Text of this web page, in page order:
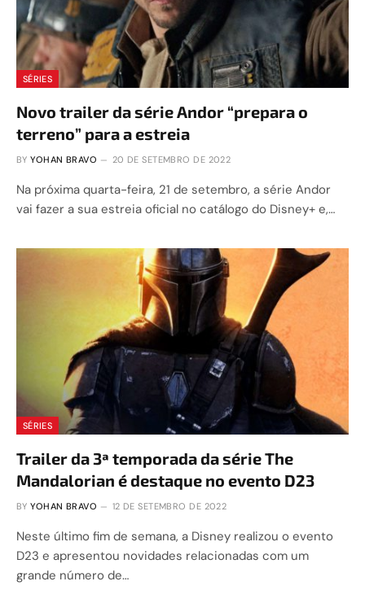
SÉRIES
Novo trailer da série Andor “prepara o
terreno” para a estreia
BY YOHAN BRAVO 20 DE SETEMBRO DE 2022
Na próxima quarta-feira, 21 de setembro, a série Andor
vai fazer a sua estreia oficial no catálogo do Disney+ e,…
SÉRIES
Trailer da 3ª temporada da série The
Mandalorian é destaque no evento D23
BY YOHAN BRAVO 12 DE SETEMBRO DE 2022
Neste último fim de semana, a Disney realizou o evento
D23 e apresentou novidades relacionadas com um
grande número de…